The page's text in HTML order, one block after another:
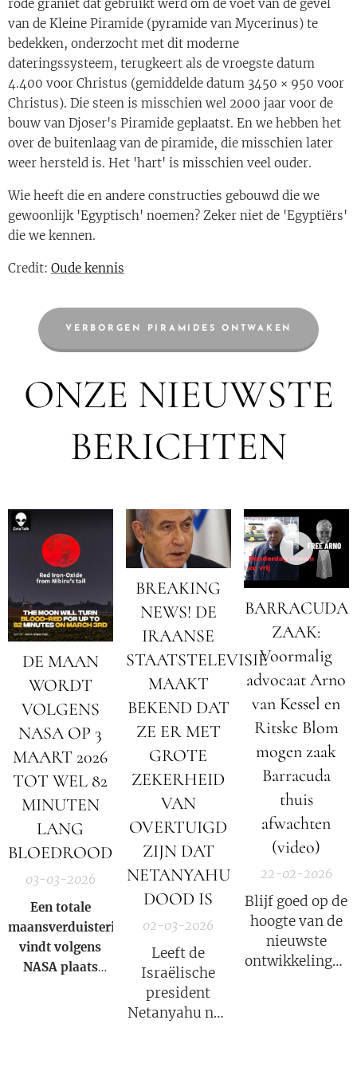
rode graniet dat gebruikt werd om de voet van de gevel
van de Kleine Piramide (pyramide van Mycerinus) te
bedekken, onderzocht met dit moderne
dateringssysteem, terugkeert als de vroegste datum
4.400 voor Christus (gemiddelde datum 3450 × 950 voor
Christus). Die steen is misschien wel 2000 jaar voor de
bouw van Djoser's Piramide geplaatst. En we hebben het
over de buitenlaag van de piramide, die misschien later
weer hersteld is. Het 'hart' is misschien veel ouder.
Wie heeft die en andere constructies gebouwd die we
gewoonlijk 'Egyptisch' noemen? Zeker niet de 'Egyptiërs'
die we kennen.
Credit: Oude kennis
VERBORGEN PIRAMIDES ONTWAKEN
ONZE NIEUWSTE
BERICHTEN
DE MAAN
WORDT
VOLGENS
NASA OP 3
MAART 2026
TOT WEL 82
MINUTEN
LANG
BLOEDROOD
03-03-2026
Een totale
maansverduistering
vindt volgens
NASA plaats
BREAKING
NEWS! DE
IRAANSE
STAATSTELEVISIE
MAAKT
BEKEND DAT
ZE ER MET
GROTE
ZEKERHEID
VAN
OVERTUIGD
ZIJN DAT
NETANYAHU
DOOD IS
02-03-2026
Leeft de
Israëlische
president
Netanyahu nog
BARRACUDA
ZAAK:
Voormalig
advocaat Arno
van Kessel en
Ritske Blom
mogen zaak
Barracuda
thuis
afwachten
(video)
22-02-2026
Blijf goed op de
hoogte van de
nieuwste
ontwikkelingen